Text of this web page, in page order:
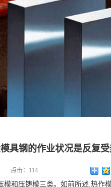
具钢的作业状况是反复
点击： 114
模和压铸模三类。如前所述.热作